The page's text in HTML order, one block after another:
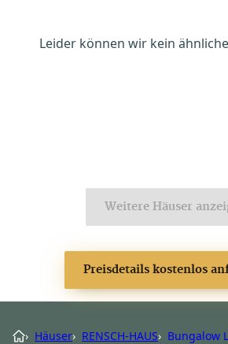
Leider können wir kein
Weitere Häuser
Preisdetails kostenlos
› Häuser› RENSCH-HAUS› Bungalow